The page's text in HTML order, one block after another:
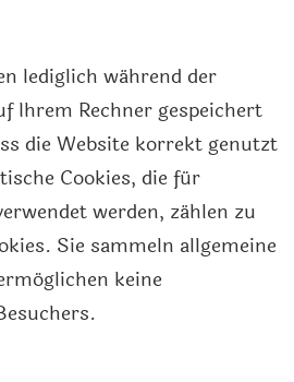
lediglich während der
Ihrem Rechner gespeichert
die Website korrekt genutzt
Cookies, die für
werden, zählen zu
Sie sammeln allgemeine
keine